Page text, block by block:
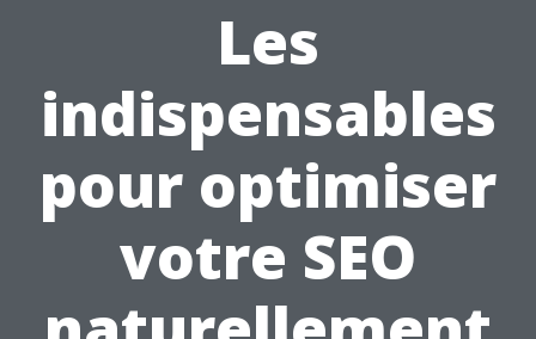
Les
indispensables
pour optimiser
votre SEO